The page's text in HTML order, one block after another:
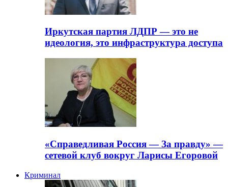
Иркутская партия ЛДПР — это не
идеология, это инфраструктура доступа
«Справедливая Россия — За правду» —
сетевой клуб вокруг Ларисы Егоровой
Криминал